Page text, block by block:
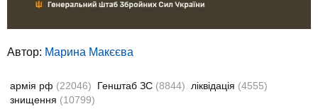
Автор: Марина Макєєва
армія рф (22046) Генштаб ЗС (8844) ліквідація (4555)
знищення (10799)